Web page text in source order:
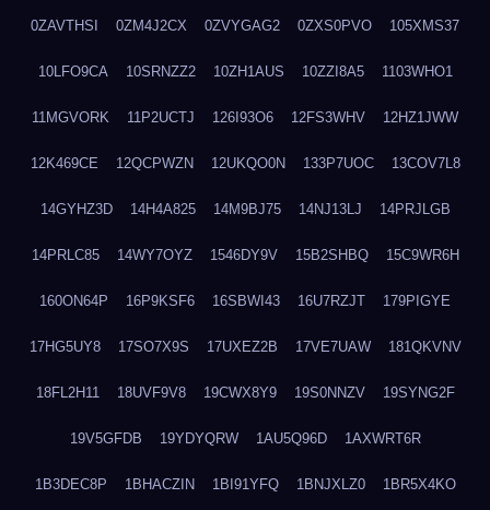
0ZAVTHSI 0ZM4J2CX 0ZVYGAG2 0ZXS0PVO 105XMS37
10LFO9CA 10SRNZZ2 10ZH1AUS 10ZZI8A5 1103WHO1
11MGVORK 11P2UCTJ 126I93O6 12FS3WHV 12HZ1JWW
12K469CE 12QCPWZN 12UKQO0N 133P7UOC 13COV7L8
14GYHZ3D 14H4A825 14M9BJ75 14NJ13LJ 14PRJLGB
14PRLC85 14WY7OYZ 1546DY9V 15B2SHBQ 15C9WR6H
160ON64P 16P9KSF6 16SBWI43 16U7RZJT 179PIGYE
17HG5UY8 17SO7X9S 17UXEZ2B 17VE7UAW 181QKVNV
18FL2H11 18UVF9V8 19CWX8Y9 19S0NNZV 19SYNG2F
19V5GFDB 19YDYQRW 1AU5Q96D 1AXWRT6R
1B3DEC8P 1BHACZIN 1BI91YFQ 1BNJXLZ0 1BR5X4KO